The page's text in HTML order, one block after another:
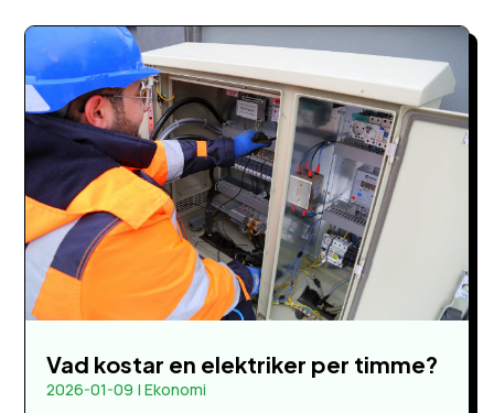
Vad kostar en elektriker per timme?
2026-01-09 |Ekonomi